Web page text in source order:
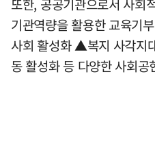
또한, 공공기관으로서 사
기관역량을 활용한 교육기
사회 활성화 ▲복지 사각지
동 활성화 등 다양한 사회